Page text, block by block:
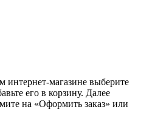
интернет-магазине выберите
его в корзину. Далее
на «Оформить заказ» или